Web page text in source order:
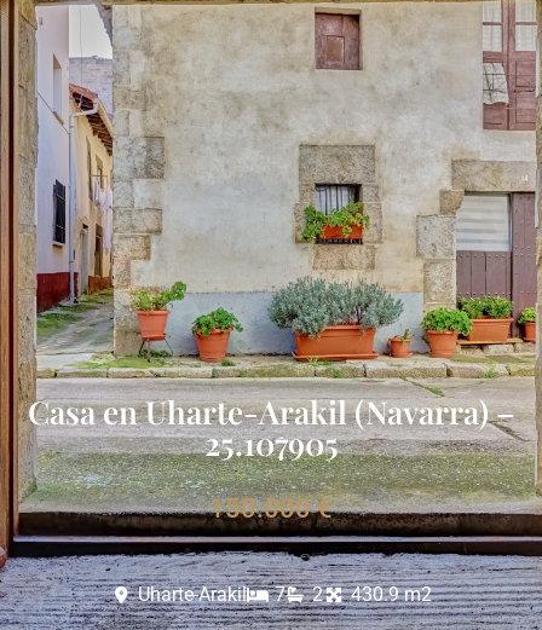
Casa en Uharte-Arakil (Navarra) –
25.107905
150.000 €
Uharte-Arakil 7 2 430.9 m2